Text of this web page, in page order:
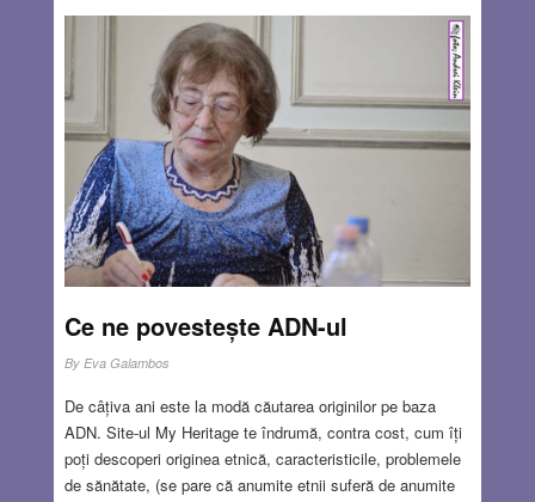
împlineşte 14 ani. Crezi că şi-a conturat un profil propriu şi
care este acesta? A.I.: Da. Cred că după paisprezece ani
Baabel are o identitate editorială bine conturată. Nu este o
revistă de actualitate în sensul presei de ştiri şi nici o
publicaţie academică, deşi multe articole sunt riguros
documentate. Este o revistă culturală, în sensul larg al
cuvântului, în care memoria, experienţa personală şi
dialogul dintre culturi ocupă un loc central. Mi se pare
semnificativ faptul că nu încearcă să urmărească fiecare
subiect aflat în atenţia zilei, ci preferă teme care îşi
păstrează interesul şi după ce actualitatea trece.
Read
JUL 30, 2026
Ce ne povestește ADN-ul
By Eva Galambos
De câțiva ani este la modă căutarea originilor pe baza
ADN. Site-ul My Heritage te îndrumă, contra cost, cum îți
poți descoperi originea etnică, caracteristicile, problemele
de sănătate, (se pare că anumite etnii suferă de anumite